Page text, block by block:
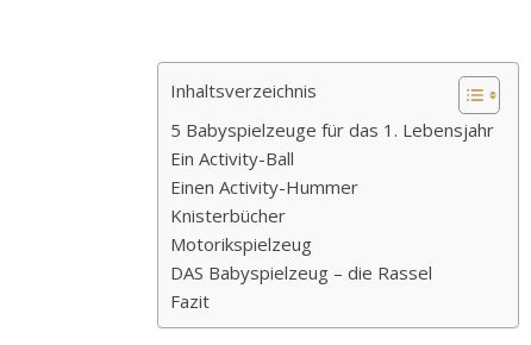
Inhaltsverzeichnis
5 Babyspielzeuge für das 1. Lebensjahr
Ein Activity-Ball
Einen Activity-Hummer
Knisterbücher
Motorikspielzeug
DAS Babyspielzeug – die Rassel
Fazit